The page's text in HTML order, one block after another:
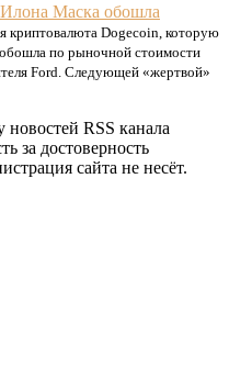
Маска обошла
криптовалюта Dogecoin, которую
по рыночной стоимости
Ford. Следующей «жертвой»
новостей RSS канала
за достоверность
сайта не несёт.